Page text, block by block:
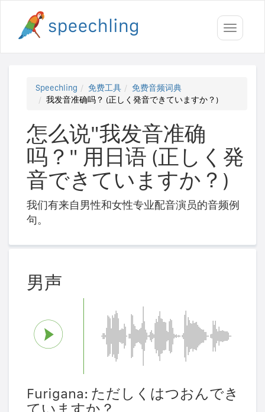
Toggle
Speechling 免费工具
免费音频词典
我发音准确吗？ (正しく発音できていますか？)
怎么说"我发音准确
吗？" 用日语 (正しく発
音できていますか？)
我们有来自男性和女性专业配音演员的音频例
句。
男声
Furigana: ただしくはつおんでき